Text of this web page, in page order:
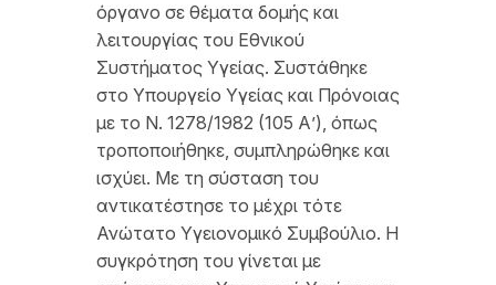
όργανο σε θέματα δομής και
λειτουργίας του Εθνικού
Συστήματος Υγείας. Συστάθηκε
στο Υπουργείο Υγείας και Πρόνοιας
με το Ν. 1278/1982 (105 Α’), όπως
τροποποιήθηκε, συμπληρώθηκε και
ισχύει. Με τη σύσταση του
αντικατέστησε το μέχρι τότε
Ανώτατο Υγειονομικό Συμβούλιο. Η
συγκρότηση του γίνεται με